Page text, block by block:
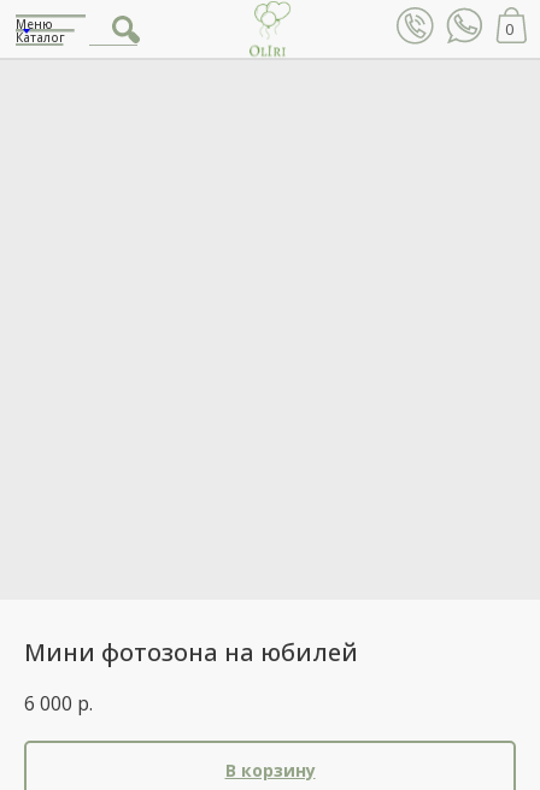
0
Каталог
Меню
Мини фотозона на юбилей
6 000 р.
В корзину